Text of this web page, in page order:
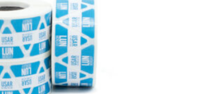
ADD TO CART